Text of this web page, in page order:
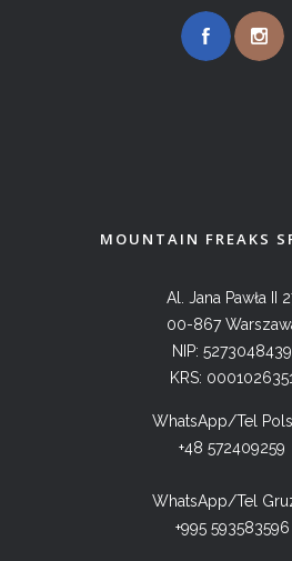
MOUNTAIN FREAKS
Al. Jana Pawła II
00-867
NIP: 5273048439
KRS: 0001026351
WhatsApp/Tel
+48 572409259
WhatsApp/Tel
+995 593583596